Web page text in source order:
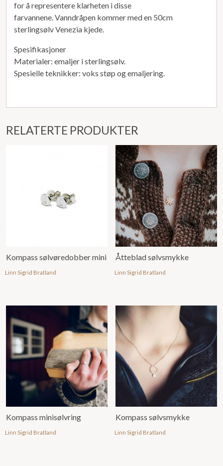
for å representere klarheten i disse
farvannene. Vanndråpen kommer med en 50cm
sterlingsølv Venezia kjede.
Spesifikasjoner
Materialer: emaljer i sterlingsølv.
Spesielle teknikker: voks støp og emaljering.
RELATERTE PRODUKTER
Kompass sølvøredobber mini
Linn Sigrid Bratland
Åtteblad sølvsmykke
Linn Sigrid Bratland
Kompass minisølvring
Linn Sigrid Bratland
Kompass sølvsmykke
Linn Sigrid Bratland